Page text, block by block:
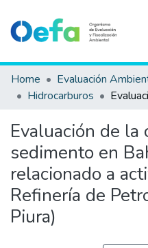
Communities & Collections
All of DSpace
Estad. Externas
Guias ▾
Home Evaluación
Hidrocarburos
Evaluación de la
sedimento en
relacionado a
Refinería de
Piura)